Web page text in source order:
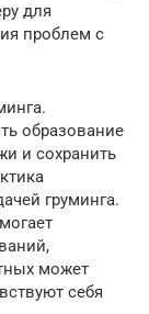
для
проблем с
образование
и сохранить
груминга.
может
себя